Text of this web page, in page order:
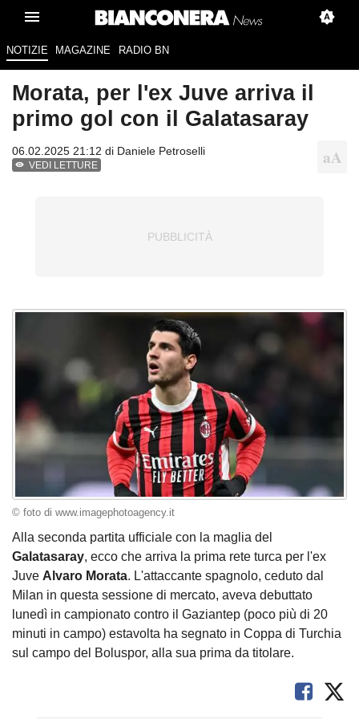
NOTIZIE MAGAZINE RADIO BN
Morata, per l'ex Juve arriva il
primo gol con il Galatasaray
06.02.2025 21:12 di Daniele Petroselli
VEDI LETTURE
© foto di www.imagephotoagency.it
Alla seconda partita ufficiale con la maglia del
Galatasaray, ecco che arriva la prima rete turca per l'ex
Juve Alvaro Morata. L'attaccante spagnolo, ceduto dal
Milan in questa sessione di mercato, aveva debuttato
lunedì in campionato contro il Gaziantep (poco più di 20
minuti in campo) estavolta ha segnato in Coppa di Turchia
sul campo del Boluspor, alla sua prima da titolare.